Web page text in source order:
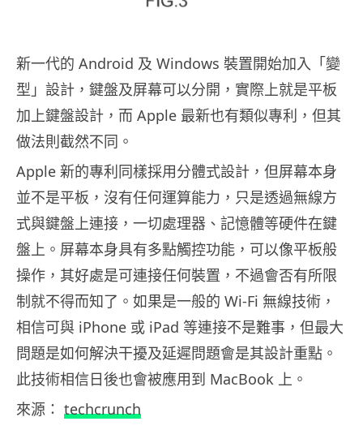
新一代的 Android 及 Windows 裝置開始加入「變
型」設計，鍵盤及屏幕可以分開，實際上就是平板
加上鍵盤設計，而 Apple 最新也有類似專利，但其
做法則截然不同。
Apple 新的專利同樣採用分體式設計，但屏幕本身
並不是平板，沒有任何運算能力，只是透過無線方
式與鍵盤上連接，一切處理器、記憶體等硬件在鍵
盤上。屏幕本身具有多點觸控功能，可以像平板般
操作，其好處是可連接任何裝置，不過會否有所限
制就不得而知了。如果是一般的 Wi-Fi 無線技術，
相信可與 iPhone 或 iPad 等連接不是難事，但最大
問題是如何解決干擾及延遲問題會是其設計重點。
此技術相信日後也會被應用到 MacBook 上。
來源： techcrunch